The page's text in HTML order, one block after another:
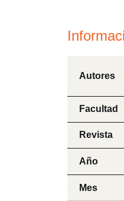
Autores
Facultad
Revista
Año
Mes